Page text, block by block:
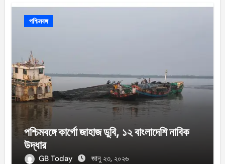
পশ্চিমবঙ্গ
পশ্চিমবঙ্গে কার্গো জাহাজ ডুবি, ১২ বাংলাদেশি নাবিক
উদ্ধার
GB Today জানু ২৩, ২০২৬